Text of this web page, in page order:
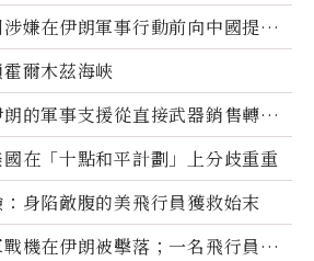
嫌在伊朗軍事行動前向中國提供
衛星影像
爾木茲海峽
的軍事支援從直接武器銷售轉向
讓
在「十點和平計劃」上分歧重重
身陷敵腹的美飛行員獲救始末
機在伊朗被擊落；一名飛行員失